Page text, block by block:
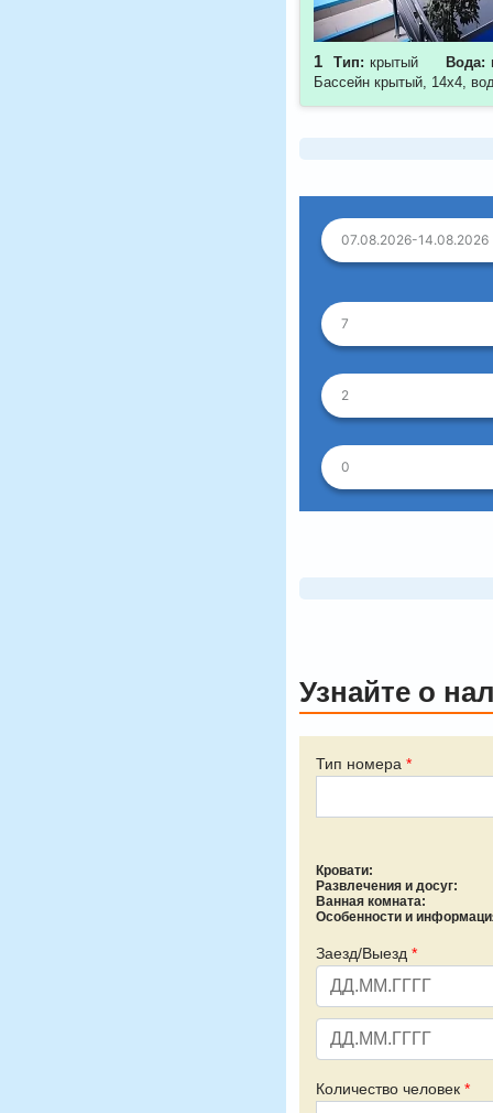
1 Тип: крытый Вода:
Бассейн крытый, 14х4,
07.08.2026-14.08.2026
7
2
0
Узнайте о
Тип номера *
Кровати:
Развлечения и досуг:
Ванная комната:
Особенности и
Заезд/Выезд *
Количество человек *